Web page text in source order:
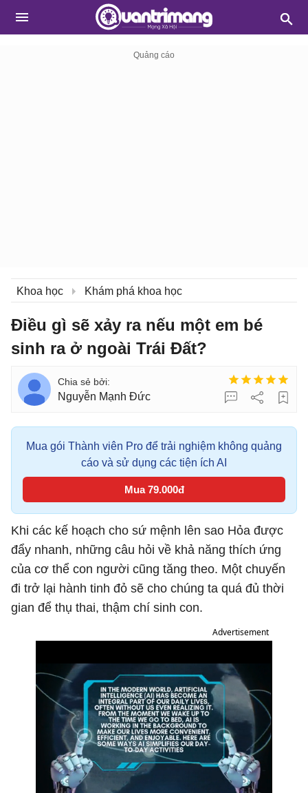
Khoa học Khám phá khoa học
Điều gì sẽ xảy ra nếu một em bé
sinh ra ở ngoài Trái Đất?
Nguyễn Mạnh Đức
Mua gói Thành viên Pro để trải nghiệm không quảng
cáo và sử dụng các tiện ích AI
Mua 79.000đ
Khi các kế hoạch cho sứ mệnh lên sao Hỏa được
đẩy nhanh, những câu hỏi về khả năng thích ứng
của cơ thể con người cũng tăng theo. Một chuyến
đi trở lại hành tinh đỏ sẽ cho chúng ta quá đủ thời
gian để thụ thai, thậm chí sinh con.
Advertisement